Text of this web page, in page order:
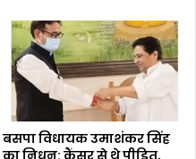
बसपा विधायक उमाशंकर सिंह